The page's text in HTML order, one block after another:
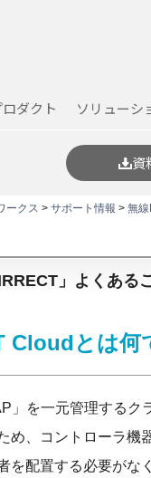
ロダクト ソリューシ
資
ークス > サポート情報 > 無
」よくある
Cloudとは何
」を一元管理するク
め、コントローラ機
を配置する必要がな